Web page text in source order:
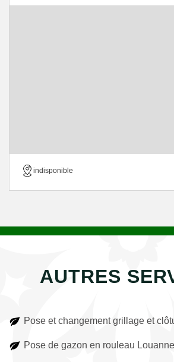
indisponible
AUTRES
Pose et changement grillage et
Pose de gazon en rouleau